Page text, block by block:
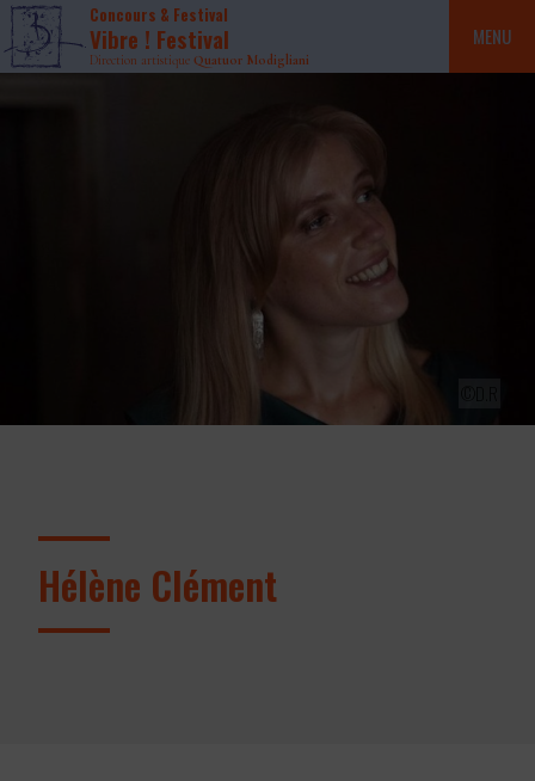
Concours & Festival
Vibre ! Festival
Direction artistique Quatuor Modigliani
MENU
Hélène Clément